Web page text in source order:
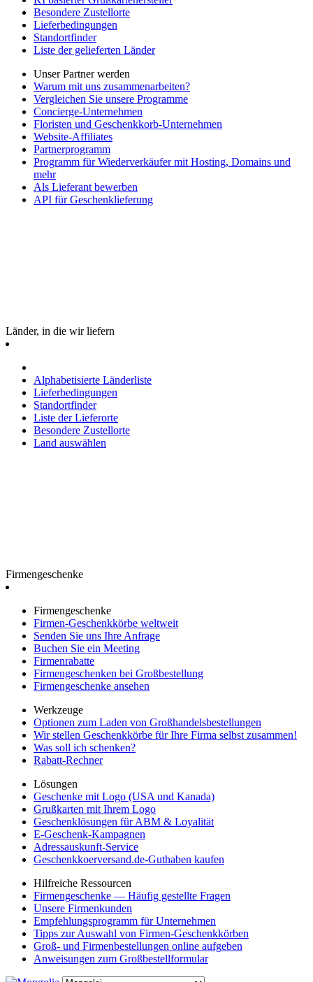
Besondere Zustellorte
Lieferbedingungen
Standortfinder
Liste der gelieferten Länder
Unser Partner werden
Warum mit uns zusammenarbeiten?
Vergleichen Sie unsere Programme
Concierge-Unternehmen
Floristen und Geschenkkorb-Unternehmen
Website-Affiliates
Partnerprogramm
Programm für Wiederverkäufer mit Hosting, Domains und
mehr
Als Lieferant bewerben
API für Geschenklieferung
Länder, in die wir liefern
Alphabetisierte Länderliste
Lieferbedingungen
Standortfinder
Liste der Lieferorte
Besondere Zustellorte
Land auswählen
Firmengeschenke
Firmengeschenke
Firmen-Geschenkkörbe weltweit
Senden Sie uns Ihre Anfrage
Buchen Sie ein Meeting
Firmenrabatte
Firmengeschenken bei Großbestellung
Firmengeschenke ansehen
Werkzeuge
Optionen zum Laden von Großhandelsbestellungen
Wir stellen Geschenkkörbe für Ihre Firma selbst zusammen!
Was soll ich schenken?
Rabatt-Rechner
Lösungen
Geschenke mit Logo (USA und Kanada)
Grußkarten mit Ihrem Logo
Geschenklösungen für ABM & Loyalität
E-Geschenk-Kampagnen
Adressauskunft-Service
Geschenkkoerversand.de-Guthaben kaufen
Hilfreiche Ressourcen
Firmengeschenke — Häufig gestellte Fragen
Unsere Firmenkunden
Empfehlungsprogramm für Unternehmen
Tipps zur Auswahl von Firmen-Geschenkkörben
Groß- und Firmenbestellungen online aufgeben
Anweisungen zum Großbestellformular